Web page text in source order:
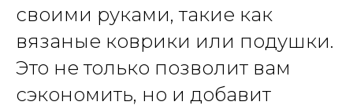
своими руками, такие как
вязаные коврики или подушки.
Это не только позволит вам
сэкономить, но и добавит